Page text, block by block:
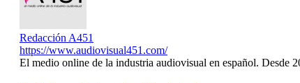
Redacción A451
https://www.audiovisual451.com/
El medio online de la industria audiovisual en español. Desde